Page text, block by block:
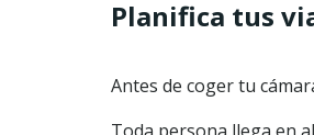
Planifica tus
Antes de coger tu